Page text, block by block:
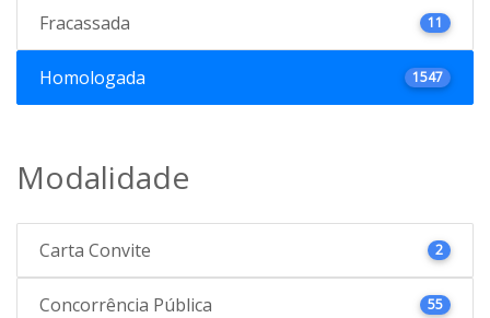
Fracassada 11
Homologada 1547
Modalidade
Carta Convite 2
Concorrência Pública 55